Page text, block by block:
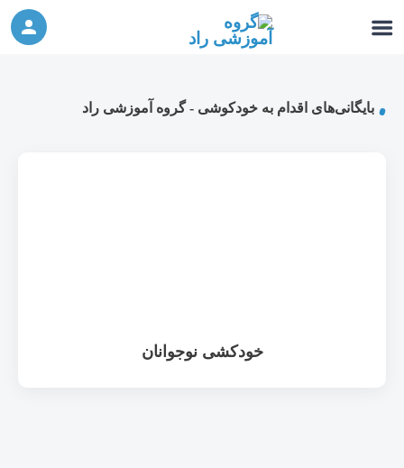
شرکت در ورکشاپ آنلاین
بایگانی‌های اقدام به خودکوشی - گروه آموزشی راد
خودکشی نوجوانان